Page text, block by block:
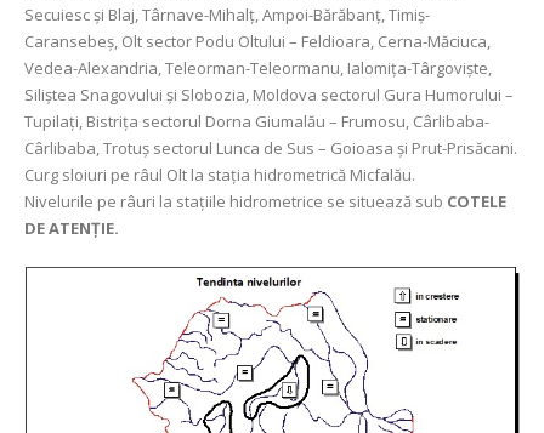
Secuiesc și Blaj, Târnave-Mihalț, Ampoi-Bărăbanț, Timiș-
Caransebeș, Olt sector Podu Oltului – Feldioara, Cerna-Măciuca,
Vedea-Alexandria, Teleorman-Teleormanu, Ialomița-Târgoviște,
Siliștea Snagovului și Slobozia, Moldova sectorul Gura Humorului –
Tupilați, Bistrița sectorul Dorna Giumalău – Frumosu, Cârlibaba-
Cârlibaba, Trotuș sectorul Lunca de Sus – Goioasa și Prut-Prisăcani.
Curg sloiuri pe râul Olt la stația hidrometrică Micfalău.
Nivelurile pe râuri la stațiile hidrometrice se situează sub COTELE
DE ATENȚIE.